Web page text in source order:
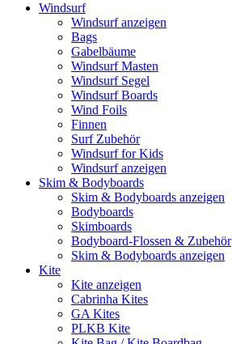
Windsurf
Windsurf anzeigen
Bags
Gabelbäume
Windsurf Masten
Windsurf Segel
Windsurf Boards
Wind Foils
Finnen
Surf Zubehör
Windsurf for Kids
Windsurf anzeigen
Skim & Bodyboards
Skim & Bodyboards anzeigen
Bodyboards
Skimboards
Bodyboard-Flossen & Zubehör
Skim & Bodyboards anzeigen
Kite
Kite anzeigen
Cabrinha Kites
GA Kites
PLKB Kite